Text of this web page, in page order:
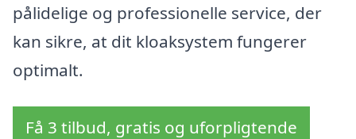
pålidelige og professionelle service, der
kan sikre, at dit kloaksystem fungerer
optimalt.
Få 3 tilbud, gratis og uforpligtende